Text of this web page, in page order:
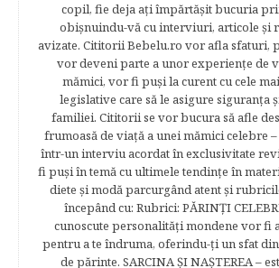
copil, fie deja aţi împărtăşit bucuria
obişnuindu-vă cu interviuri, articole şi
avizate. Cititorii Bebelu.ro vor afla sfaturi,
vor deveni parte a unor experienţe de
mămici, vor fi puşi la curent cu cele
legislative care să le asigure siguranţa
familiei. Cititorii se vor bucura să afle
frumoasă de viață a unei mămici celebre –
într-un interviu acordat în exclusivitate
fi puşi în temă cu ultimele tendinţe în
diete şi modă parcurgând atent şi
începând cu: Rubrici: PĂRINŢI
cunoscute personalităţi mondene vor fi
pentru a te îndruma, oferindu-ţi un sfat
de părinte. SARCINA ŞI NAŞTEREA –